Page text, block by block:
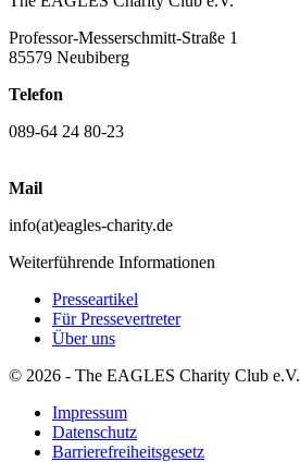
Professor-Messerschmitt-Straße 1
85579 Neubiberg
Telefon
089-64 24 80-23
Mail
info(at)eagles-charity.de
Weiterführende Informationen
Presseartikel
Für Pressevertreter
Über uns
© 2026 - The EAGLES Charity Club e.V.
Impressum
Datenschutz
Barrierefreiheitsgesetz